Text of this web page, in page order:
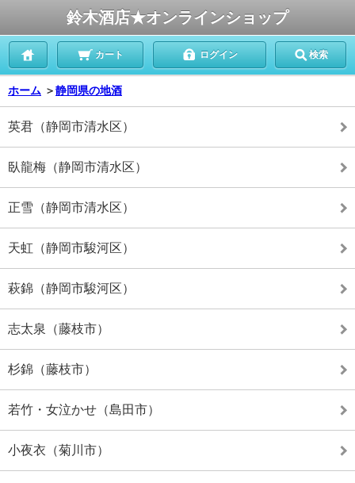
鈴木酒店★オンラインショップ
カート ログイン 検索
ホーム ＞静岡県の地酒
英君（静岡市清水区）
臥龍梅（静岡市清水区）
正雪（静岡市清水区）
天虹（静岡市駿河区）
萩錦（静岡市駿河区）
志太泉（藤枝市）
杉錦（藤枝市）
若竹・女泣かせ（島田市）
小夜衣（菊川市）